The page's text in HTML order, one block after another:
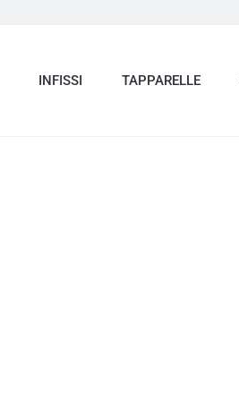
INFISSI TAPPARELLE